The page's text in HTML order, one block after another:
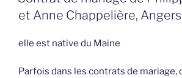
et Anne Chappelière,
elle est native du Maine
Parfois dans les contrats de mariage,